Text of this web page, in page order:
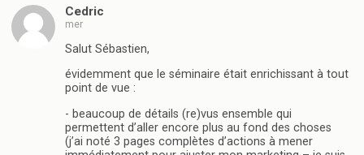
Cedric
mer
Salut Sébastien,
évidemment que le séminaire était enrichissant à tout
point de vue :
- beaucoup de détails (re)vus ensemble qui
permettent d’aller encore plus au fond des choses
(j’ai noté 3 pages complètes d’actions à mener